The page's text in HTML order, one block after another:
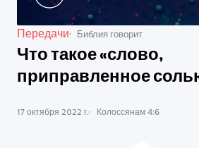
Передачи Библия говорит
Что такое «слово,
приправленное
17 октября 2022 г. Колоссянам 4:6